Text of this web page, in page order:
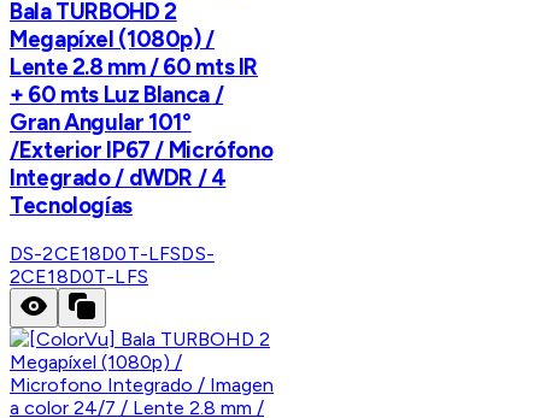
Bala TURBOHD 2
Megapíxel (1080p) /
Lente 2.8 mm / 60 mts IR
+ 60 mts Luz Blanca /
Gran Angular 101°
/Exterior IP67 / Micrófono
Integrado / dWDR / 4
Tecnologías
DS-2CE18D0T-LFSDS-
2CE18D0T-LFS